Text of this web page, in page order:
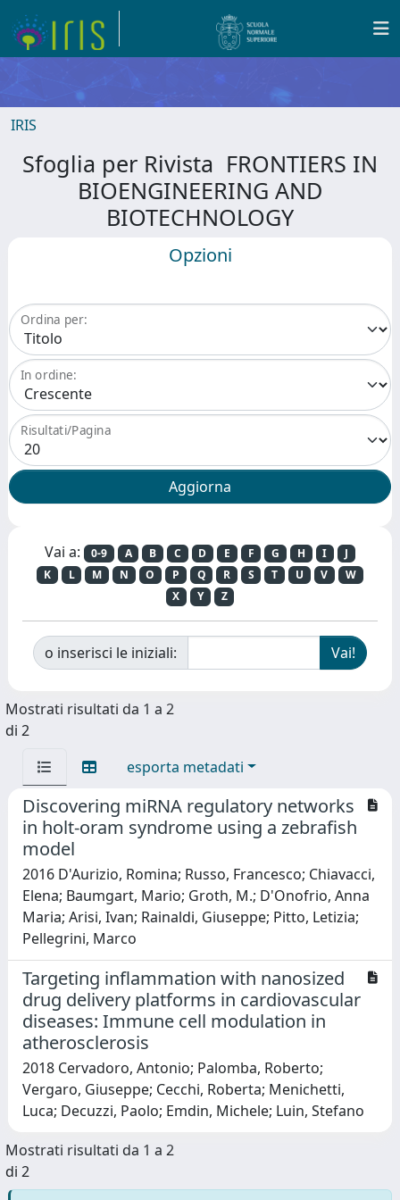
IRIS
Sfoglia per Rivista FRONTIERS IN
BIOENGINEERING AND
BIOTECHNOLOGY
Opzioni
Ordina per:
In ordine:
Risultati/Pagina
Vai a: 0-9 A B C D E F G H I
J
K
L M N O P Q R S T U V
W
X
Y Z
o inserisci le iniziali:
Mostrati risultati da 1 a 2
di 2
esporta metadati
Discovering miRNA regulatory networks
in holt-oram syndrome using a zebrafish
model
2016 D'Aurizio, Romina; Russo, Francesco; Chiavacci,
Elena; Baumgart, Mario; Groth, M.; D'Onofrio, Anna
Maria; Arisi, Ivan; Rainaldi, Giuseppe; Pitto, Letizia;
Pellegrini, Marco
Targeting inflammation with nanosized
drug delivery platforms in cardiovascular
diseases: Immune cell modulation in
atherosclerosis
2018 Cervadoro, Antonio; Palomba, Roberto;
Vergaro, Giuseppe; Cecchi, Roberta; Menichetti,
Luca; Decuzzi, Paolo; Emdin, Michele; Luin, Stefano
Mostrati risultati da 1 a 2
di 2